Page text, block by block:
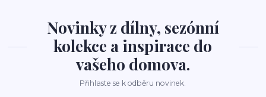
Novinky z dílny, sezónní
kolekce a inspirace do
vašeho domova.
Přihlaste se k odběru novinek.